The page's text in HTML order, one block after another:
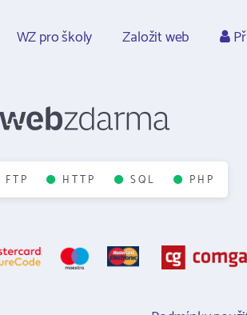
WZ pro školy Založit web
FTP HTTP SQL PHP